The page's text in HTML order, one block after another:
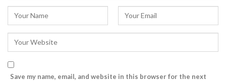
Save my name, email, and website in this browser for the next